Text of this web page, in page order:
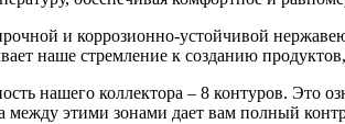
и коррозионно-устойчивой
наше стремление к созданию
нашего коллектора – 8 контуров. Это
между этими зонами дает вам полный